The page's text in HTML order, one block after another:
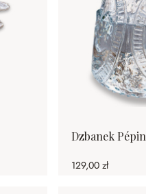
Dzbanek Pépin
129,00 zł